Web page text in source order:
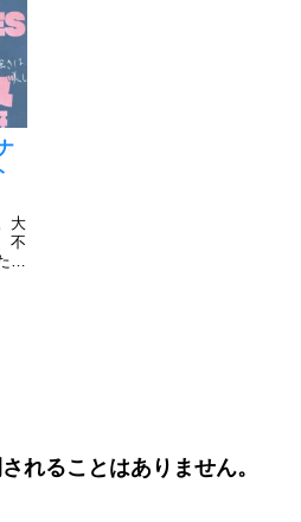
で
大
不
い
...
れることはありません。